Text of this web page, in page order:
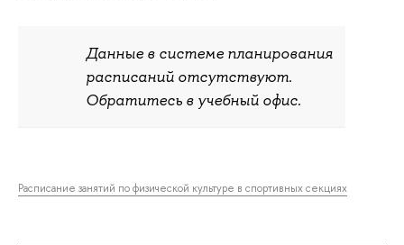
Данные в системе планирования
расписаний отсутствуют.
Обратитесь в учебный офис.
Расписание занятий по физической культуре в спортивных секциях